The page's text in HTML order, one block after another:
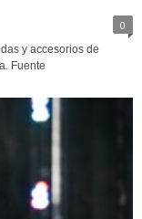
0
y accesorios de
Fuente